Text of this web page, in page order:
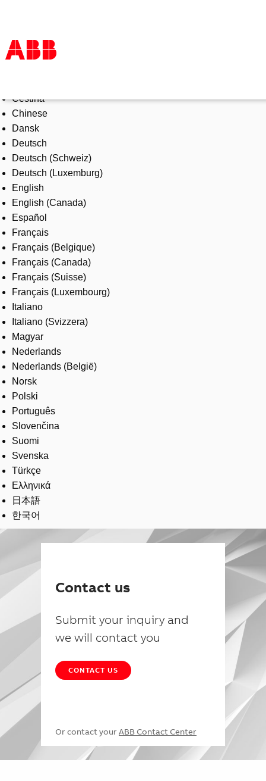
Products & Solutions
Industries
Services
About us
Where to buy
Contact us
Careers
Čeština
Chinese
Dansk
Deutsch
Deutsch (Schweiz)
Deutsch (Luxemburg)
English
English (Canada)
Español
Français
Français (Belgique)
Français (Canada)
Français (Suisse)
Français (Luxembourg)
Italiano
Italiano (Svizzera)
Magyar
Nederlands
Nederlands (België)
Norsk
Polski
Português
Slovenčina
Suomi
Svenska
Türkçe
Ελληνικά
日本語
한국어
Contact us
Submit your inquiry and
we will contact you
CONTACT US
Or contact your ABB Contact Center